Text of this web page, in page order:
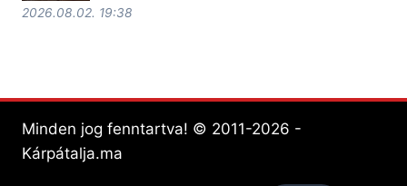
2026.08.02. 19:38
Minden jog fenntartva! © 2011-2026 -
Kárpátalja.ma